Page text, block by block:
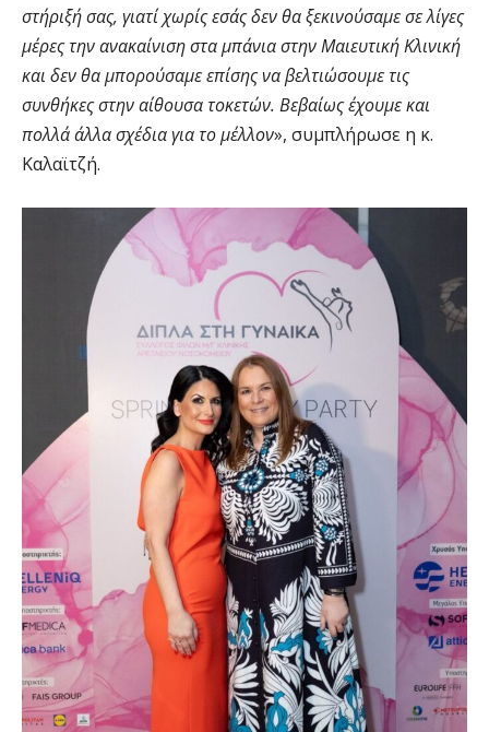
στήριξή σας, γιατί χωρίς εσάς δεν θα ξεκινούσαμε σε λίγες
μέρες την ανακαίνιση στα μπάνια στην Μαιευτική Κλινική
και δεν θα μπορούσαμε επίσης να βελτιώσουμε τις
συνθήκες στην αίθουσα τοκετών. Βεβαίως έχουμε και
πολλά άλλα σχέδια για το μέλλον», συμπλήρωσε η κ.
Καλαϊτζή.